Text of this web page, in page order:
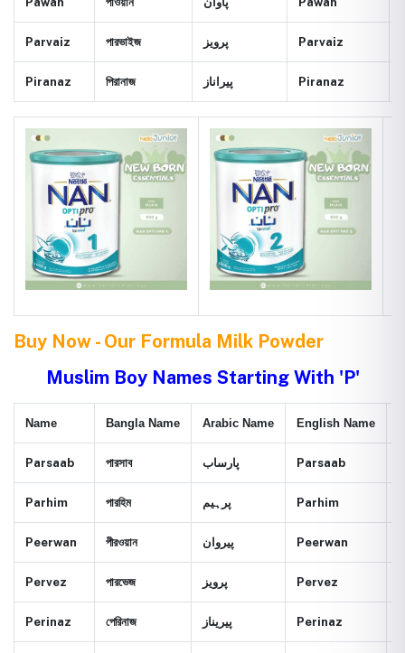
Parvaiz পারভাইজ پرويز Parvaiz
Piranaz পিরানাজ پيراناز Piranaz
Buy Now - Our Formula Milk Powder
Muslim Boy Names Starting With 'P'
Name Bangla Name Arabic Name English Name
Parsaab পারসাব پارساب Parsaab
Parhim পারহিম پرہيم Parhim
Peerwan পীরওয়ান پيروان Peerwan
Pervez পারভেজ پرويز Pervez
Perinaz পেরিনাজ پيريناز Perinaz